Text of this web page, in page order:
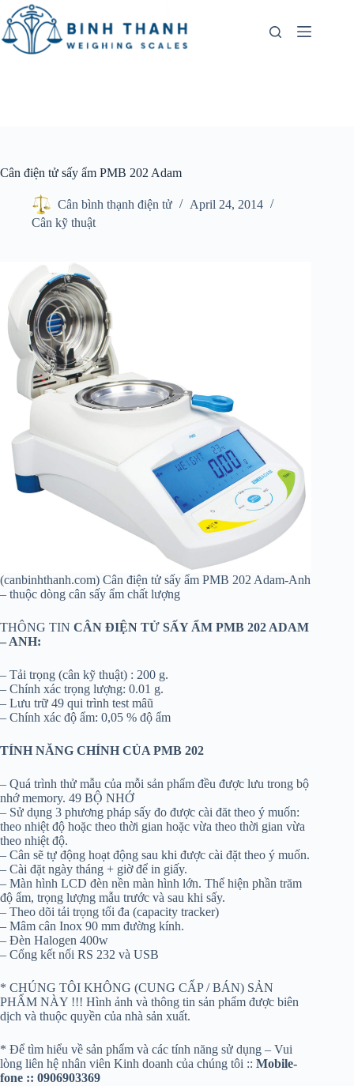
Skip
to
content
Cân điện tử sấy ẩm PMB 202 Adam
Cân bình thạnh điện tử
April 24, 2014
Cân kỹ thuật
(canbinhthanh.com) Cân điện tử sấy ẩm PMB 202 Adam-Anh
– thuộc dòng cân sấy ẩm chất lượng
THÔNG TIN CÂN ĐIỆN TỬ SẤY ẨM PMB 202 ADAM
– ANH:
– Tải trọng (cân kỹ thuật) : 200 g.
– Chính xác trọng lượng: 0.01 g.
– Lưu trữ 49 qui trình test mâũ
– Chính xác độ ẩm: 0,05 % độ ẩm
TÍNH NĂNG CHÍNH CỦA PMB 202
– Quá trình thử mẫu của mỗi sản phẩm đều được lưu trong bộ
nhớ memory. 49 BỘ NHỚ
– Sử dụng 3 phương pháp sấy đo được cài đăt theo ý muốn:
theo nhiệt độ hoặc theo thời gian hoặc vừa theo thời gian vừa
theo nhiệt độ.
– Cân sẽ tự động hoạt động sau khi được cài đặt theo ý muốn.
– Cài đặt ngày tháng + giờ để in giấy.
– Màn hình LCD đèn nền màn hình lớn. Thể hiện phần trăm
độ ẩm, trọng lượng mẫu trước và sau khi sấy.
– Theo dõi tải trọng tối đa (capacity tracker)
– Mâm cân Inox 90 mm đường kính.
– Đèn Halogen 400w
– Cổng kết nối RS 232 và USB
* CHÚNG TÔI KHÔNG (CUNG CẤP / BÁN) SẢN
PHẨM NÀY !!! Hình ảnh và thông tin sản phẩm được biên
dịch và thuộc quyền của nhà sản xuất.
* Để tìm hiểu về sản phẩm và các tính năng sử dụng – Vui
lòng liên hệ nhân viên Kinh doanh của chúng tôi :: Mobile-
fone :: 0906903369